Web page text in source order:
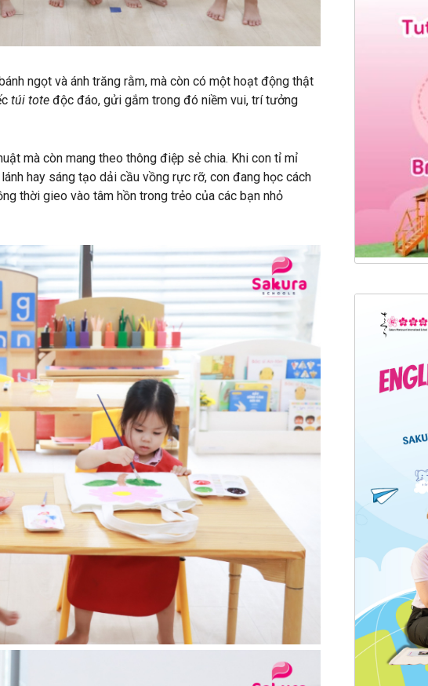
ngọt và ánh trăng rằm, mà còn có một hoạt động thật
túi tote độc đáo, gửi gắm trong đó niềm vui, trí tưởng
mà còn mang theo thông điệp sẻ chia. Khi con tỉ mỉ
hay sáng tạo dải cầu vồng rực rỡ, con đang học cách
thời gieo vào tâm hồn trong trẻo của các bạn nhỏ